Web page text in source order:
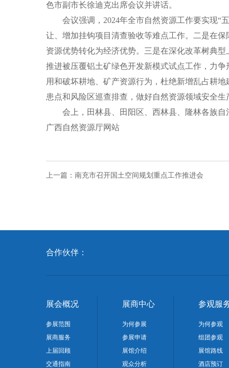
色市副市长徐迪克出席会议并讲话。
会议强调，2024年全市自然资源工作要实现“五
让、增加挂钩项目清查验收等难点工作。二是在
资源优势转化为经济优势。三是在深化改革树典
推进被压覆铝土矿绿色开发新模式试点工作，力
用和破坏耕地、矿产资源行为，杜绝新增乱占耕
患点和风险区巡查排查，做好自然资源领域安全生
会上，田林县、田阳区、西林县、隆林各族自
广西自然资源厅网站
上一篇： 南充市召开国土空间规划重点工作推进会
合作伙伴：
展会概况
参展范围
展商服务
上届回顾
交通指南
展商中心
为何参展
参展申请
展馆介绍
观众分析
参观服
为何参观
组团参观
展馆路线
酒店预订